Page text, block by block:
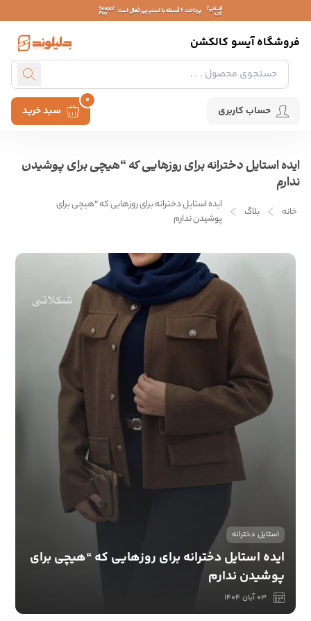
فروشگاه آیسو کالکشن
حساب کاربری سبد خرید
0
ایده استایل دخترانه برای روزهایی که “هیچی برای پوشیدن
ندارم
خانه بلاگ
ایده استایل دخترانه برای روزهایی که “هیچی برای
پوشیدن ندارم
استایل دخترانه
ایده استایل دخترانه برای روزهایی که “هیچی برای
پوشیدن ندارم
03 آبان 1404